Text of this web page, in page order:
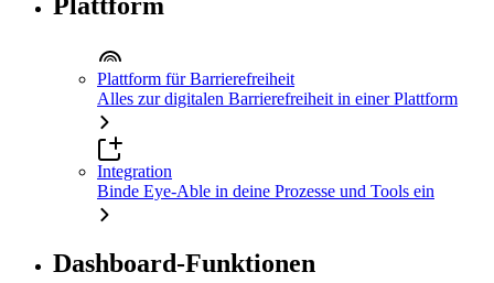
Plattform für Barrierefreiheit
Alles zur digitalen Barrierefreiheit in einer Plattform
Integration
Binde Eye-Able in deine Prozesse und Tools ein
Dashboard-Funktionen